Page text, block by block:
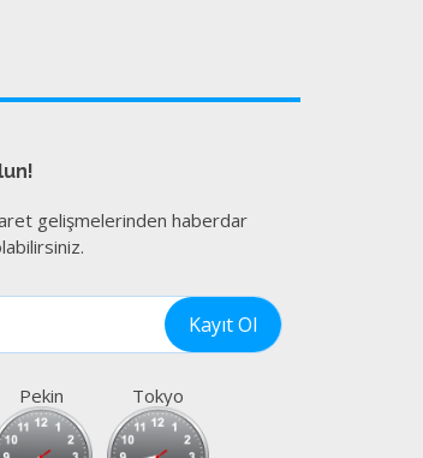
gelişmelerinden haberdar
Pekin Tokyo